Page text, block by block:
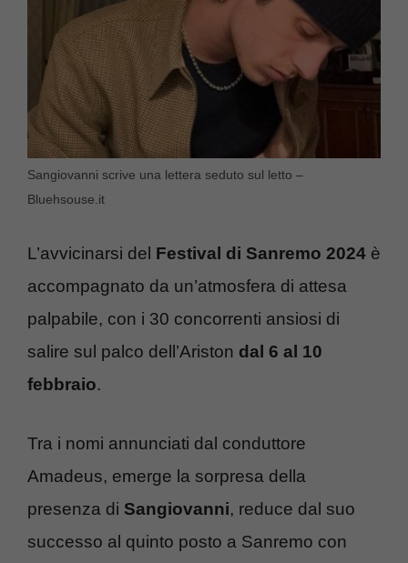
Sangiovanni scrive una lettera seduto sul letto –
Bluehsouse.it
L’avvicinarsi del Festival di Sanremo 2024 è
accompagnato da un’atmosfera di attesa
palpabile, con i 30 concorrenti ansiosi di
salire sul palco dell’Ariston dal 6 al 10
febbraio.
Tra i nomi annunciati dal conduttore
Amadeus, emerge la sorpresa della
presenza di Sangiovanni, reduce dal suo
successo al quinto posto a Sanremo con